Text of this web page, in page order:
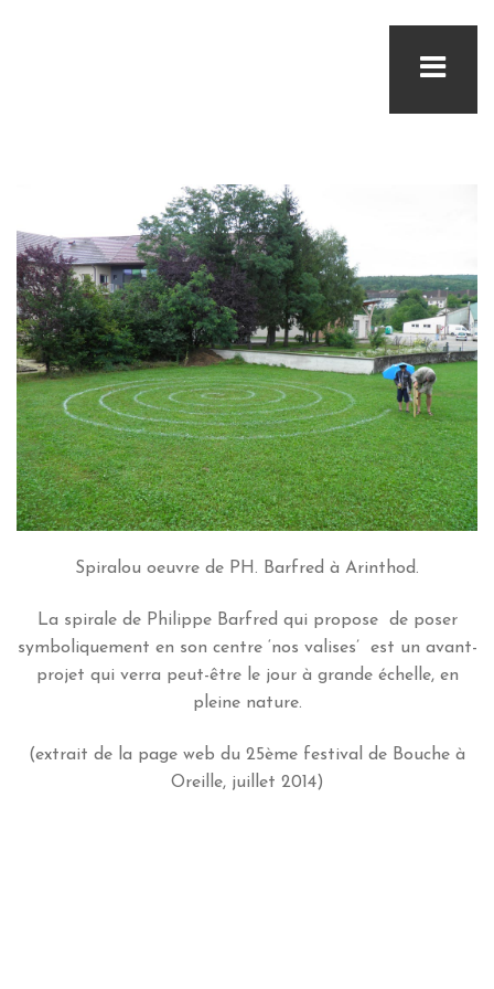
Spiralou oeuvre de PH. Barfred à Arinthod.
La spirale de Philippe Barfred qui propose de poser
symboliquement en son centre ‘nos valises’ est un avant-
projet qui verra peut-être le jour à grande échelle, en
pleine nature.
(extrait de la page web du 25ème festival de Bouche à
Oreille, juillet 2014)